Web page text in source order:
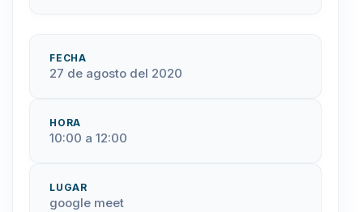
FECHA
27 de agosto del 2020
HORA
10:00 a 12:00
LUGAR
google meet